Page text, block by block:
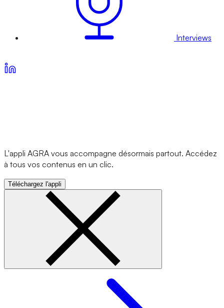
Interviews
L'appli AGRA vous accompagne désormais partout. Accédez
à tous vos contenus en un clic.
Téléchargez l'appli